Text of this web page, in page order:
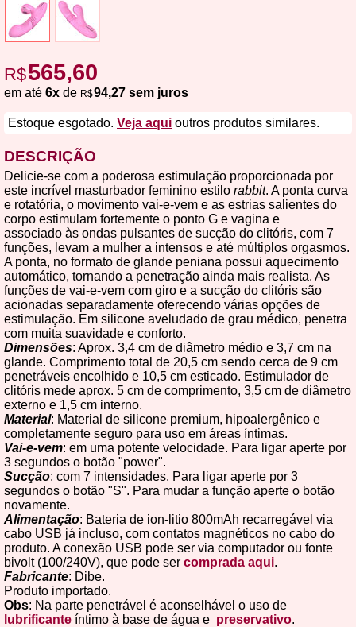
R$565,60
em até 6x de R$94,27 sem juros
Estoque esgotado. Veja aqui outros produtos similares.
DESCRIÇÃO
Delicie-se com a poderosa estimulação proporcionada por
este incrível masturbador feminino estilo rabbit. A ponta curva
e rotatória, o movimento vai-e-vem e as estrias salientes do
corpo estimulam fortemente o ponto G e vagina e
associado às ondas pulsantes de sucção do clitóris, com 7
funções, levam a mulher a intensos e até múltiplos orgasmos.
A ponta, no formato de glande peniana possui aquecimento
automático, tornando a penetração ainda mais realista. As
funções de vai-e-vem com giro e a sucção do clitóris são
acionadas separadamente oferecendo várias opções de
estimulação. Em silicone aveludado de grau médico, penetra
com muita suavidade e conforto.
Dimensões: Aprox. 3,4 cm de diâmetro médio e 3,7 cm na
glande. Comprimento total de 20,5 cm sendo cerca de 9 cm
penetráveis encolhido e 10,5 cm esticado. Estimulador de
clitóris mede aprox. 5 cm de comprimento, 3,5 cm de diâmetro
externo e 1,5 cm interno.
Material: Material de silicone premium, hipoalergênico e
completamente seguro para uso em áreas íntimas.
Vai-e-vem: em uma potente velocidade. Para ligar aperte por
3 segundos o botão "power".
Sucção: com 7 intensidades. Para ligar aperte por 3
segundos o botão "S". Para mudar a função aperte o botão
novamente.
Alimentação: Bateria de ion-litio 800mAh recarregável via
cabo USB já incluso, com contatos magnéticos no cabo do
produto. A conexão USB pode ser via computador ou fonte
bivolt (100/240V), que pode ser comprada aqui.
Fabricante: Dibe.
Produto importado.
Obs: Na parte penetrável é aconselhável o uso de
lubrificante íntimo à base de água e preservativo.